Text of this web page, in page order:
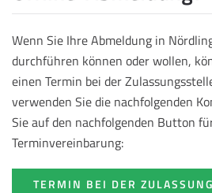
Wenn Sie Ihre Abmeldung in
durchführen können oder wollen,
einen Termin bei der
verwenden Sie die nachfolgenden
Sie auf den nachfolgenden Button
Terminvereinbarung:
TERMIN BEI DER